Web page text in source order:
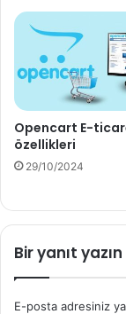
Opencart E-
özellikleri
29/10/2024
Bir yanıt yazın
E-posta adresiniz